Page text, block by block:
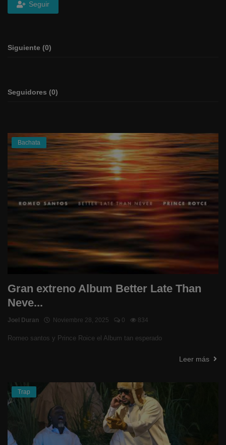
Seguir
Siguiente (0)
Seguidores (0)
Bachata
Gran extreno Album Better Late Than
Neve...
Joel Duran Noviembre 28, 2025 0 834
Romeo santos y Prince Roice el Album tan esperado
Leer más
Trap